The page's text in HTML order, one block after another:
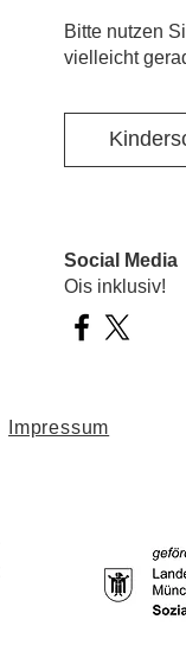
​Bitte nutzen
vielleicht
Social Media
Ois inklusiv!
Impressum